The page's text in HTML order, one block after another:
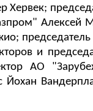
Хервек;
Алексей
и
АО